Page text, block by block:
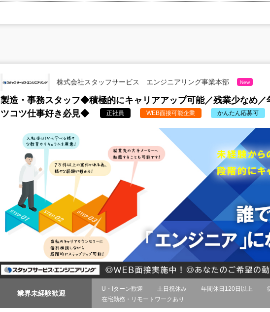
株式会社スタッフサービス エンジニアリング事業本部 New
製造・事務スタッフ◆積極的にキャリアアップ可能／残業少なめ／
ツコツ仕事好き必見◆
正社員 WEB面接可能企業 かんたん応募可
業界未経験歓迎
U・Iターン歓迎 土日祝休み 年間休日120日以上
在宅勤務・リモートワークあり